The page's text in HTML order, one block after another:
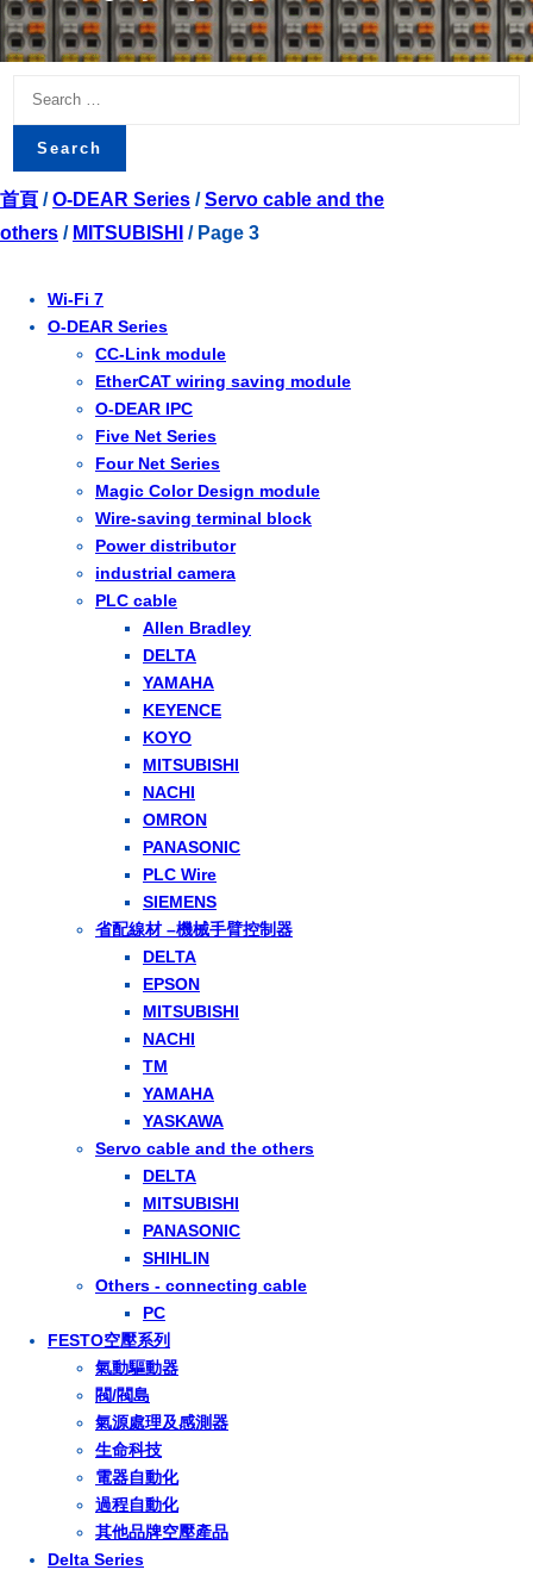
Search
for:
首頁 /O-DEAR Series /Servo cable and the
others / MITSUBISHI / Page 3
Wi-Fi 7
O-DEAR Series
CC-Link module
EtherCAT wiring saving module
O-DEAR IPC
Five Net Series
Four Net Series
Magic Color Design module
Wire-saving terminal block
Power distributor
industrial camera
PLC cable
Allen Bradley
DELTA
YAMAHA
KEYENCE
KOYO
MITSUBISHI
NACHI
OMRON
PANASONIC
PLC Wire
SIEMENS
省配線材 –機械手臂控制器
DELTA
EPSON
MITSUBISHI
NACHI
TM
YAMAHA
YASKAWA
Servo cable and the others
DELTA
MITSUBISHI
PANASONIC
SHIHLIN
Others - connecting cable
PC
FESTO空壓系列
氣動驅動器
閥/閥島
氣源處理及感測器
生命科技
電器自動化
過程自動化
其他品牌空壓產品
Delta Series